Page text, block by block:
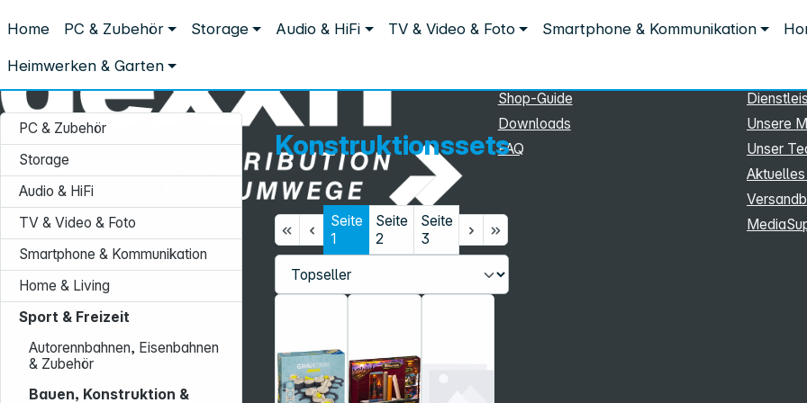
Home PC & Zubehör Storage Audio & HiFi TV & Video & Foto Smartphone & Kommunikation
Heimwerken & Garten
Sport & Freizeit Bauen, Konstruktion & Kreativsets Konstruktionssets
Konstruktionssets
PC & Zubehör
Storage
Audio & HiFi
TV & Video & Foto
Smartphone & Kommunikation
Home & Living
Sport & Freizeit
Autorennbahnen, Eisenbahnen
& Zubehör
Bauen, Konstruktion &
Konstruktionssets
Seite
1
Seite
2
Seite
3
Service-Hotline:
+49 931 9708–496
Mo. - Fr.: 08:00 - 17:00 Uhr
Shop-Guide
Downloads
FAQ
Unsere
Unser